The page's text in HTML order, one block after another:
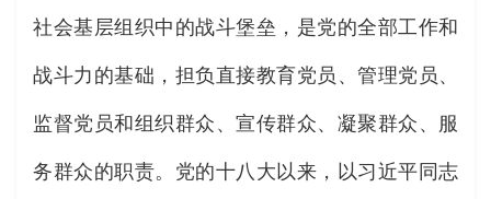
社会基层组织中的战斗堡垒，是党的全部工作和
战斗力的基础，担负直接教育党员、管理党员、
监督党员和组织群众、宣传群众、凝聚群众、服
务群众的职责。党的十八大以来，以习近平同志